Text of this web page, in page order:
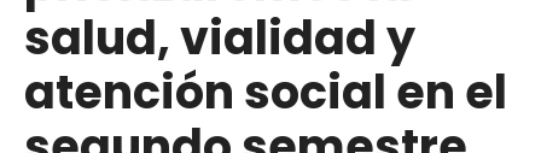
central
salud, vialidad y
atención social en el